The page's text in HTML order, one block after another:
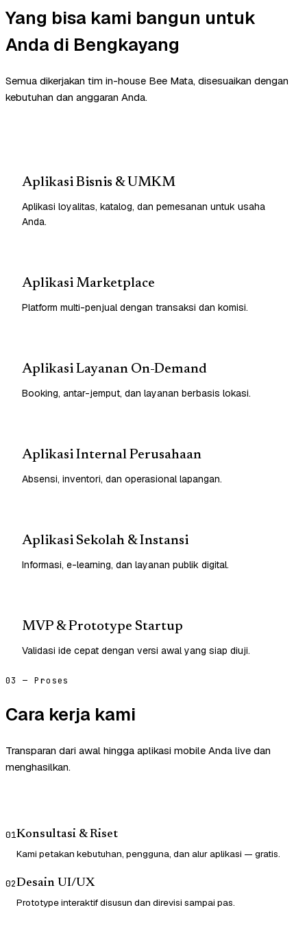
Yang bisa kami bangun untuk
Anda di Bengkayang
Semua dikerjakan tim in-house Bee Mata, disesuaikan dengan
kebutuhan dan anggaran Anda.
Aplikasi Bisnis & UMKM
Aplikasi loyalitas, katalog, dan pemesanan untuk usaha
Anda.
Aplikasi Marketplace
Platform multi-penjual dengan transaksi dan komisi.
Aplikasi Layanan On-Demand
Booking, antar-jemput, dan layanan berbasis lokasi.
Aplikasi Internal Perusahaan
Absensi, inventori, dan operasional lapangan.
Aplikasi Sekolah & Instansi
Informasi, e-learning, dan layanan publik digital.
MVP & Prototype Startup
Validasi ide cepat dengan versi awal yang siap diuji.
03 — Proses
Cara kerja kami
Transparan dari awal hingga aplikasi mobile Anda live dan
menghasilkan.
01Konsultasi & Riset
Kami petakan kebutuhan, pengguna, dan alur aplikasi — gratis.
02Desain UI/UX
Prototype interaktif disusun dan direvisi sampai pas.